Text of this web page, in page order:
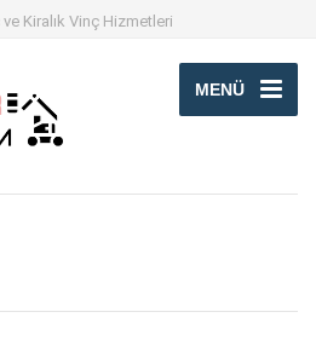
Kiralık Vinç Hizmetleri
MENÜ